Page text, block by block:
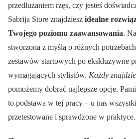
przedłużaniem rzęs, czy jesteś
Sabrija Store znajdziesz idealne
Twojego poziomu zaawansowania.
stworzona z myślą o różnych
zestawów startowych po ekskluzywne
wymagających stylistów. Każdy
pomożemy dobrać najlepsze opcje.
to podstawa w tej pracy – u nas
przetestowane i sprawdzone w praktyce.